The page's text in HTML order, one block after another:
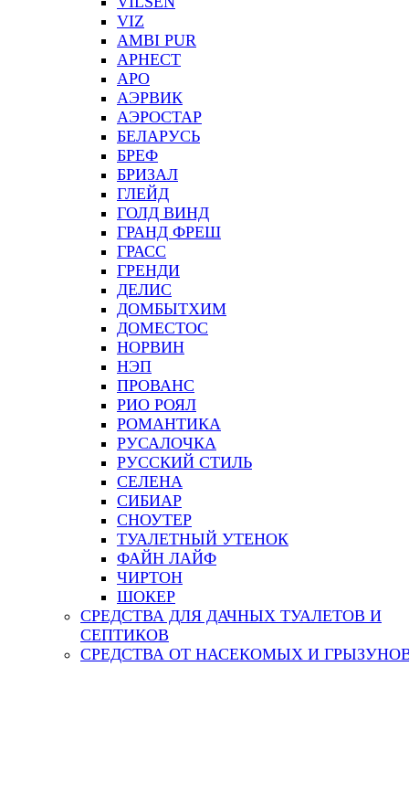
VIZ
АMBI PUR
АРНЕСТ
АРО
АЭРВИК
АЭРОСТАР
БЕЛАРУСЬ
БРЕФ
БРИЗАЛ
ГЛЕЙД
ГОЛД ВИНД
ГРАНД ФРЕШ
ГРАСС
ГРЕНДИ
ДЕЛИС
ДОМБЫТХИМ
ДОМЕСТОС
НОРВИН
НЭП
ПРОВАНС
РИО РОЯЛ
РОМАНТИКА
РУСАЛОЧКА
РУССКИЙ СТИЛЬ
СЕЛЕНА
СИБИАР
СНОУТЕР
ТУАЛЕТНЫЙ УТЕНОК
ФАЙН ЛАЙФ
ЧИРТОН
ШОКЕР
СРЕДСТВА ДЛЯ ДАЧНЫХ ТУАЛЕТОВ И
СЕПТИКОВ
СРЕДСТВА ОТ НАСЕКОМЫХ И